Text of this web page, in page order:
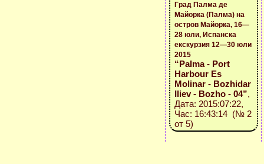
Град Палма де
Майорка (Палма) на
остров Майорка, 16—
28 юли, Испанска
екскурзия 12—30 юли
2015
“Palma - Port
Harbour Es
Molinar - Bozhidar
Iliev - Bozho - 04”,
Дата: 2015:07:22,
Час: 16:43:14 (№ 2
от 5)